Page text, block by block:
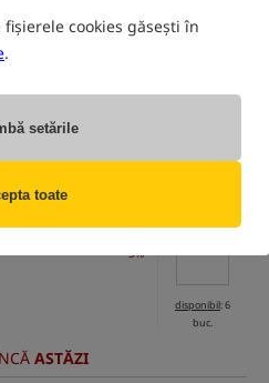
cookies găsești în
.
setările
toate
de metoda de filtrare selectată)
Cantitate
lista de preturi63.83/-6%
-3%
disponibil: 6
buc.
ASTĂZI